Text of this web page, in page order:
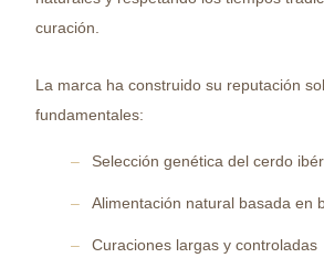
curación.
La marca ha construido su reputación
fundamentales:
Selección genética del cerdo
Alimentación natural basada en
Curaciones largas y controladas